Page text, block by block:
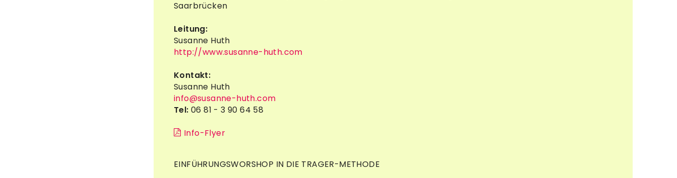
Saarbrücken
Leitung:
Susanne Huth
http://www.susanne-huth.com
Kontakt:
Susanne Huth
info@susanne-huth.com
Tel: 06 81 - 3 90 64 58
Info-Flyer
EINFÜHRUNGSWORSHOP IN DIE TRAGER-METHODE